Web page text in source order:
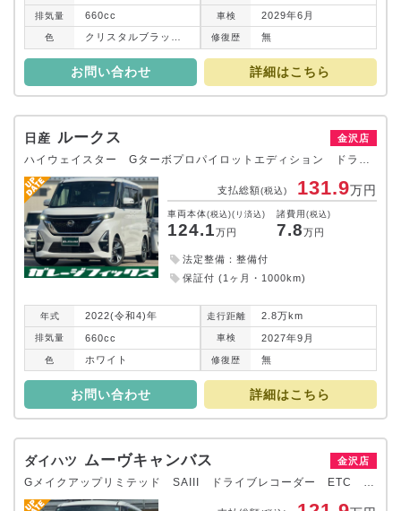
排気量 660cc 車検 2029年6月
色 修復 歴 無
お問い合わせ 詳細はこちら
日産 ルークス 金沢店
ハイウェイスター Gターボプロパイロットエディション ドライブレコーダー 全周囲カメラ 両側電動スライドドア クリアランスソナー レーンアシスト 衝突被害軽減システム オートライト LEDヘッドランプ スマートキー アイドリングストップ 電動格納ミラー
支払総額(税込) 131.9万円
車両本体(税込)(リ済込)
124.1万円
諸費用(税込)
7.8万円
法定整備：整備付
保証付 (1ヶ月・1000km)
年式 2022(令和4)年 走行距離 2.8万km
排気量 660cc 車検 2027年9月
色 ホワイト 修復 歴 無
お問い合わせ 詳細はこちら
ダイハツ ムーヴキャンバス 金沢店